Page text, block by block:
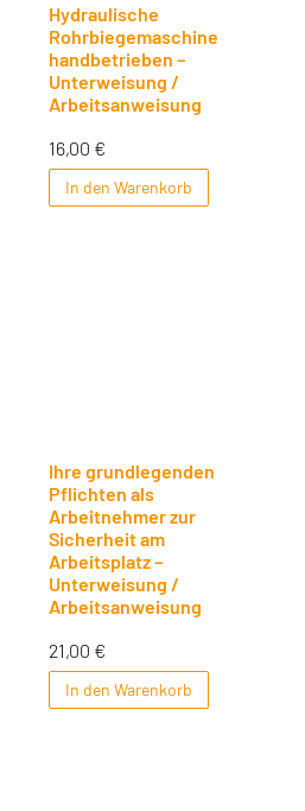
Hydraulische
Rohrbiegemaschine
handbetrieben –
Unterweisung /
Arbeitsanweisung
16,00 €
In den Warenkorb
Ihre grundlegenden
Pflichten als
Arbeitnehmer zur
Sicherheit am
Arbeitsplatz –
Unterweisung /
Arbeitsanweisung
21,00 €
In den Warenkorb